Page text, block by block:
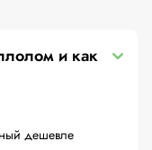
и как
дешевле